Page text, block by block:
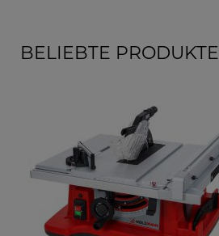
BELIEBTE PRODUKTE